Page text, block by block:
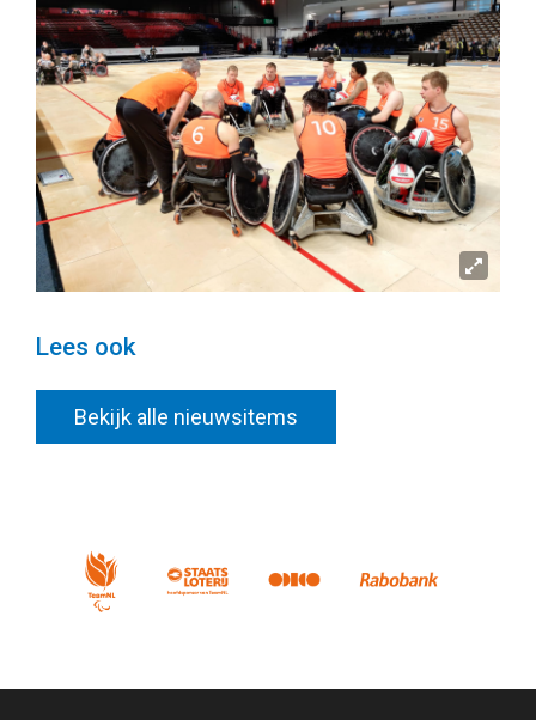
Deel deze pagina
Lees ook
Bekijk alle nieuwsitems